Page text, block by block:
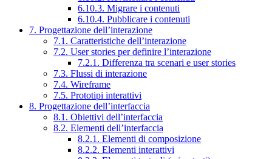
6.10.3. Migrare i contenuti
6.10.4. Pubblicare i contenuti
7. Progettazione dell’interazione
7.1. Caratteristiche dell’interazione
7.2. User stories per definire l’interazione
7.2.1. Differenza tra scenari e user stories
7.3. Flussi di interazione
7.4. Wireframe
7.5. Prototipi interattivi
8. Progettazione dell’interfaccia
8.1. Obiettivi dell’interfaccia
8.2. Elementi dell’interfaccia
8.2.1. Elementi di composizione
8.2.2. Elementi interattivi